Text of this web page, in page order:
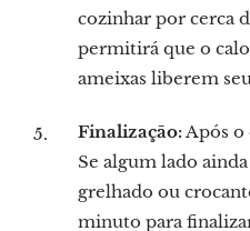
cozinhar por cerca
permitirá que o
ameixas liberem
Finalização:Após o
Se algum lado
grelhado ou
minuto para